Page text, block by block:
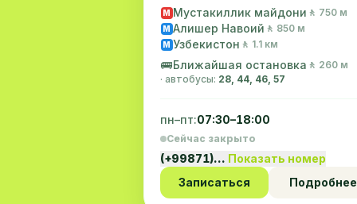
Налоговая
M Мустакиллик майдони 🚶 750 м
M Алишер Навоий 🚶 850 м
M Узбекистон 🚶 1.1 км
🚌Ближайшая остановка 🚶 260 м
· автобусы: 28, 44, 46, 57
пн–пт:07:30–18:00
Сейчас закрыто
(+99871)… Показать номер
Записаться
Подробнее